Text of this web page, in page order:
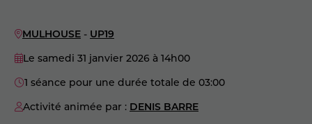
MULHOUSE - UP19
Le samedi 31 janvier 2026 à 14h00
1 séance pour une durée totale de 03:00
Activité animée par : DENIS BARRE